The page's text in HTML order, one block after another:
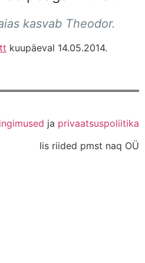
kasvab Theodor.
kuupäeval 14.05.2014.
ja privaatsuspoliitika
lis riided pmst naq OÜ